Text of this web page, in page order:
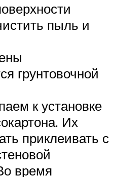
пыль и
грунтовочной
к установке
Их
приклеивать с
время